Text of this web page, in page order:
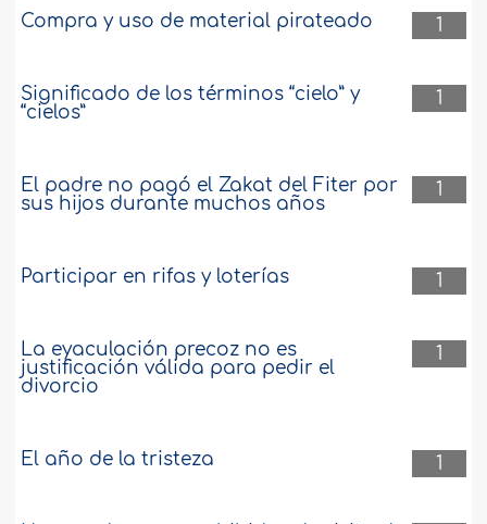
1
Compra y uso de material pirateado
1
Significado de los términos “cielo” y
“cielos”
1
El padre no pagó el Zakat del Fiter por
sus hijos durante muchos años
1
Participar en rifas y loterías
1
La eyaculación precoz no es
justificación válida para pedir el
divorcio
1
El año de la tristeza